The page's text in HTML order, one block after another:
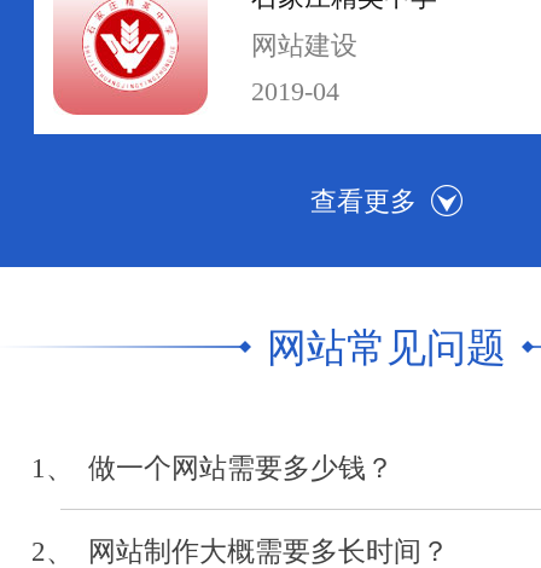
网站建设
2019-04
河北传媒学院
网站制作
2019-04
网站常见问题
1、 做一个网站需要多少钱？
2、 网站制作大概需要多长时间？